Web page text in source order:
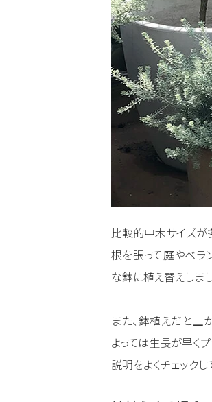
比較的中木サイズが
根を張って庭やベラ
な鉢に植え替えしまし
また、鉢植えだと土
よっては生長が早く
説明をよくチェックし